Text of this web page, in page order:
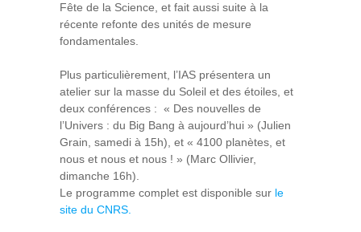
Fête de la Science, et fait aussi suite à la
récente refonte des unités de mesure
fondamentales.
Plus particulièrement, l’IAS présentera un
atelier sur la masse du Soleil et des étoiles, et
deux conférences : « Des nouvelles de
l’Univers : du Big Bang à aujourd’hui » (Julien
Grain, samedi à 15h), et « 4100 planètes, et
nous et nous et nous ! » (Marc Ollivier,
dimanche 16h).
Le programme complet est disponible sur le
site du CNRS.